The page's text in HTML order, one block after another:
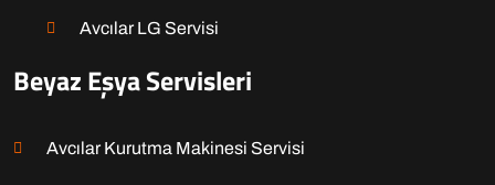
Avcılar LG Servisi
Beyaz Eşya Servisleri
Avcılar Kurutma Makinesi Servisi